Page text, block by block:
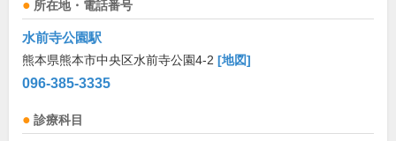
所在地・電話番号
水前寺公園駅
熊本県熊本市中央区水前寺公園4-2 [地図]
096-385-3335
診療科目